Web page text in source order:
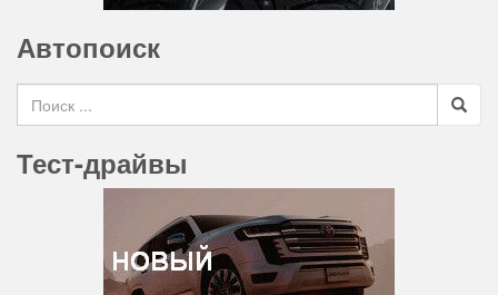
Автопоиск
Search for
Тест-драйвы